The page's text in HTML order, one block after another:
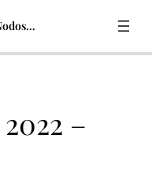
Masterclass de Eclipses y Nodos Lunares
–